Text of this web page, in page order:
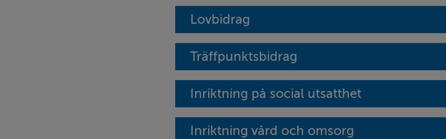
Lovbidrag
Träffpunktsbidrag
Inriktning på social utsatthet
Inriktning vård och omsorg